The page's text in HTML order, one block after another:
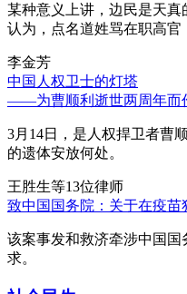
某种意义上讲，边民是天
认为，点名道姓骂在职高官
李金芳
中国人权卫士的灯塔
——为曹顺利逝世两周年而
3月14日，是人权捍卫者曹
的遗体安放何处。
王胜生等13位律师
致中国国务院：关于在疫
该案事发和救济牵涉中国
求。